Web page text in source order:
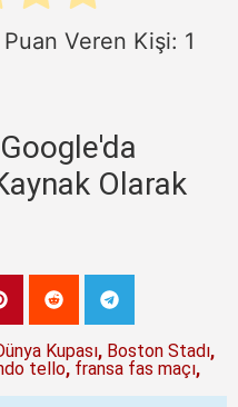
Veren Kişi: 1
Olarak
Kupası, Boston Stadı,
tello, fransa fas maçı,